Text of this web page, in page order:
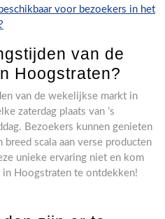
voor bezoekers in het
van de
Hoogstraten?
van de wekelijkse markt in
zaterdag plaats van ’s
Bezoekers kunnen genieten
scala aan verse producten
unieke ervaring niet en kom
in Hoogstraten te ontdekken!